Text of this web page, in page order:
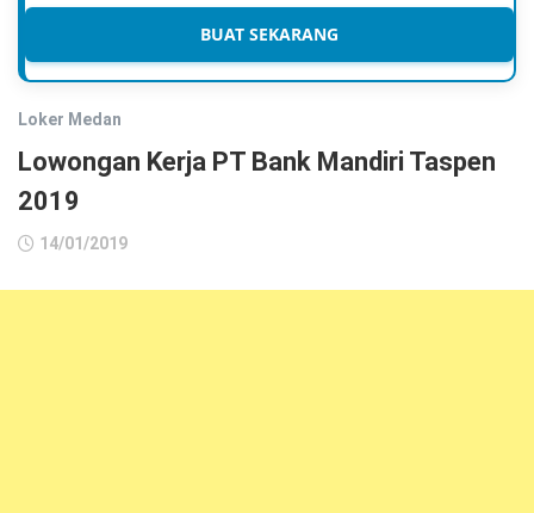
BUAT SEKARANG
Loker Medan
Lowongan Kerja PT Bank Mandiri Taspen
2019
14/01/2019